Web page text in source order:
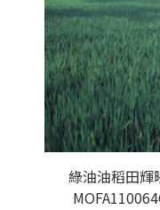
綠油油稻田輝